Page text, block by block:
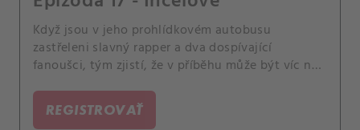
Když jsou v jeho prohlídkovém autobusu
zastřeleni slavný rapper a dva dospívající
fanoušci, tým zjistí, že v příběhu může být víc než
dosáhne významného milníku, kvůli kterému
uvažuje o své budoucnosti v agentuře.
REGISTROVAŤ